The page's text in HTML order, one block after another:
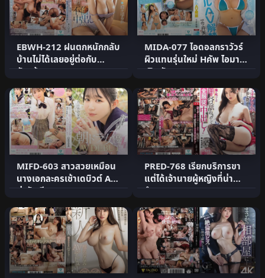
EBWH-212 ฝนตกหนักกลับ
บ้านไม่ได้เลยอยู่ต่อกับ
หัวหน้า
MIDA-077 ไอดอลกราวัวร์
ผิวแทนรุ่นใหม่ Hคัพ ไอมาอิ
เปิดตัว AV
MIFD-603 สาวสวยเหมือน
นางเอกละครเช้าเดบิวต์ AV
น่ารักเงียบๆ
PRED-768 เรียกบริการขา
แต่ได้เจ้านายผู้หญิงที่น่า
รำคาญมา